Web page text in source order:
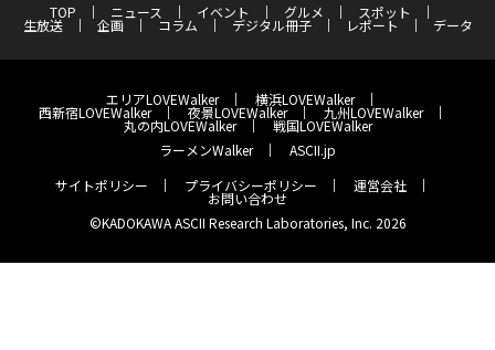
TOP ニュース イベント グルメ スポット
生放送 企画 コラム デジタル冊子 レポート データ
エリアLOVEWalker 横浜LOVEWalker
西新宿LOVEWalker 夜景LOVEWalker 九州LOVEWalker
丸の内LOVEWalker
戦国LOVEWalker
ラーメンWalker
ASCII.jp
サイトポリシー
プライバシーポリシー 運営会社
お問い合わせ
©KADOKAWA ASCII Research Laboratories, Inc. 2026